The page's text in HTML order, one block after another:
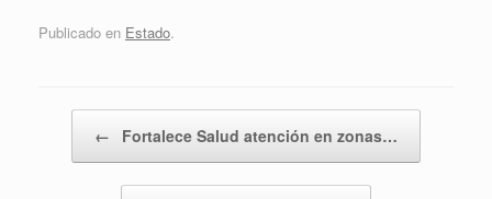
Publicado en Estado.
← Fortalece Salud atención en zonas…